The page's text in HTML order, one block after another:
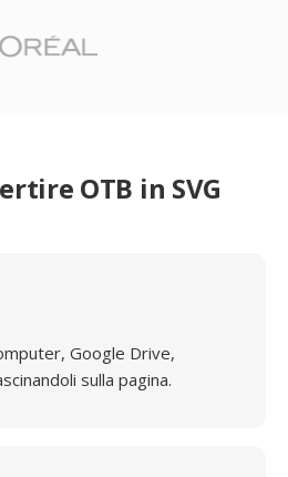
OTB in SVG
Google Drive,
sulla pagina.